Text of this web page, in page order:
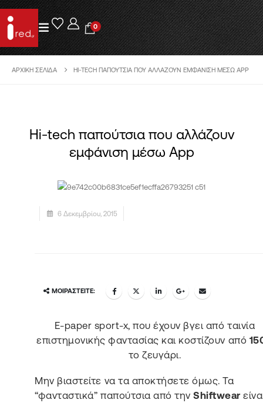
0
ΑΡΧΙΚΉ ΣΕΛΊΔΑ HI-TECH ΠΑΠΟΎΤΣΙΑ ΠΟΥ ΑΛΛΆΖΟΥΝ ΕΜΦΆΝΙΣΗ ΜΈΣΩ APP
Hi-tech παπούτσια που αλλάζουν
εμφάνιση μέσω App
6 Δεκεμβρίου, 2015
ΜΟΙΡΑΣΤΕΊΤΕ:
E-paper sport-x, που έχουν βγει από ταινία
επιστημονικής φαντασίας και κοστίζουν από
το ζευγάρι.
Μην βιαστείτε να τα αποκτήσετε όμως. Τα
“φανταστικά” παπούτσια από τηνShiftwear